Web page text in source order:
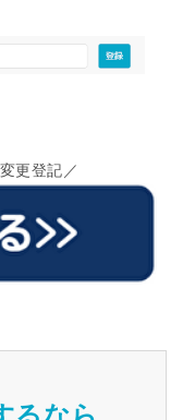
更登記／